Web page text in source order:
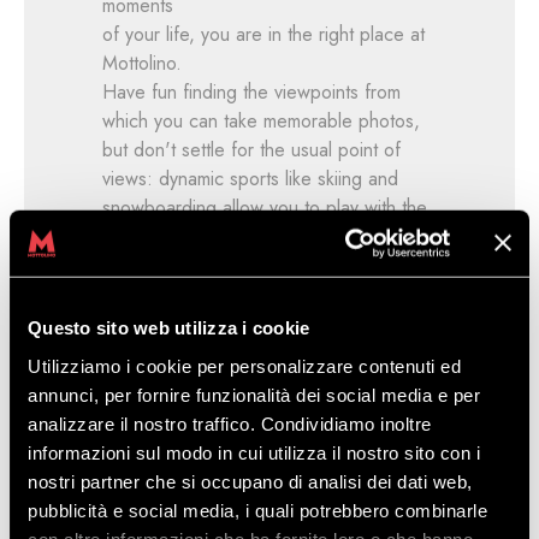
Questo sito web utilizza i cookie
Utilizziamo i cookie per personalizzare contenuti ed
annunci, per fornire funzionalità dei social media e per
analizzare il nostro traffico. Condividiamo inoltre
informazioni sul modo in cui utilizza il nostro sito con i
nostri partner che si occupano di analisi dei dati web,
pubblicità e social media, i quali potrebbero combinarle
moments
of your life, you are in the right place at
Mottolino.
Have fun finding the viewpoints from
which you can take memorable photos,
but don't settle for the usual point of
views: dynamic sports like skiing and
snowboarding allow you to play with the
prospects and create unique and
Choose the most suitable outfit to
slopes or the blue of the sky, tell about
your holiday in a mountain location, on a
wooden staircase or a chaise longue
under the sun.
Enjoy every moment to its fullest without
forgetting that the best company is the real one,